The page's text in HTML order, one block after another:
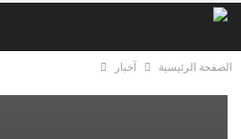
الصفحة الرئيسية آخبار